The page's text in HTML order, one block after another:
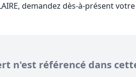
demandez dès-à-présent
n'est référencé dans